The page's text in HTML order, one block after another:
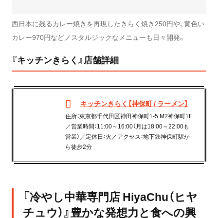
西日本に残るカレー焼きを再現したきらく焼き250円や、黄色い
カレー970円などノスタルジックなメニューも日々開発。
『キッチンきらく』店舗詳細
キッチンきらく【神保町 / ラーメン】
住所：東京都千代田区神田神保町1-5 M2神保町1F
／営業時間：11:00～16:00（月は18:00～22:00も
営業）／定休日：火／アクセス：地下鉄神保町駅か
ら徒歩2分
『冷やし中華専門店 HiyaChu（ヒヤ
チュウ）』豊かな発想力と食への興